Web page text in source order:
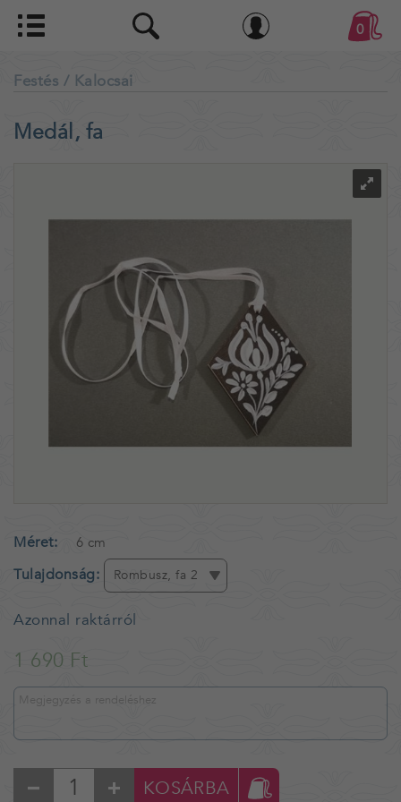
0
Festés / Kalocsai
Medál, fa
Méret 6 cm
Tulajdonság Rombusz, fa 2
Azonnal raktárról
1 690 Ft
KOSÁRBA